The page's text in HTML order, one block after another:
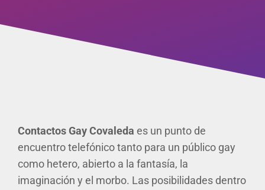
Contactos Gay Covaleda es un punto de
encuentro telefónico tanto para un público gay
como hetero, abierto a la fantasía, la
imaginación y el morbo. Las posibilidades dentro